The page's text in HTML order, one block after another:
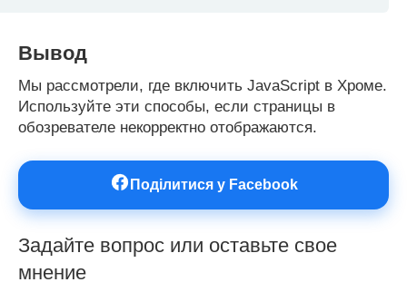
Вывод
Мы рассмотрели, где включить JavaScript в Хроме.
Используйте эти способы, если страницы в
обозревателе некорректно отображаются.
Поділитися у Facebook
Задайте вопрос или оставьте свое
мнение